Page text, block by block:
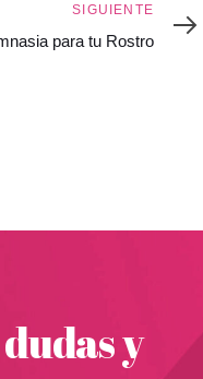
SIGUIENTE
para tu Rostro
y